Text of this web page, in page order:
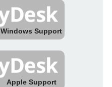
Windows Support
Apple Support